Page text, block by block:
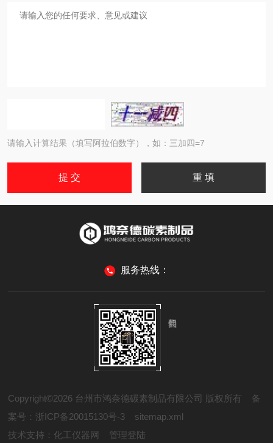
请输入计算结果（填写阿拉伯数字），如：三加四=7
服务热线：
Copyright©2026 台州市鸿奈德碳素制品有限公司 版权所有 备
案号：浙ICP备20015130号-3
sitemap.xml
技术支持： 化工仪器网 管理登陆